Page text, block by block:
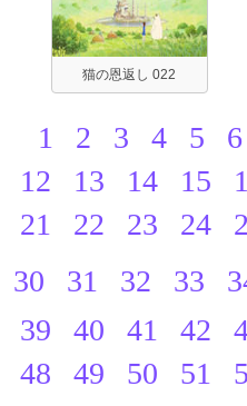
猫の恩返し 022
1 2 3 4 5 6
12
13 14 15
21
22 23 24
30
31 32 33
39 40 41 42
48
49 50 51